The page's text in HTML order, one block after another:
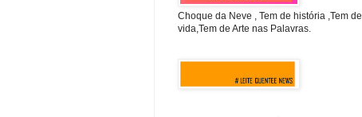
Choque da Neve , Tem de história ,Tem de
vida,Tem de Arte nas Palavras.